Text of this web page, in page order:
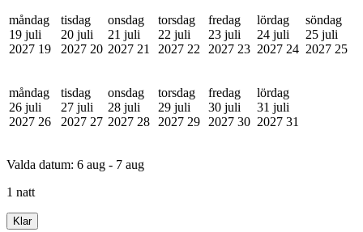
måndag
19 juli
2027 19
tisdag
20 juli
2027 20
onsdag
21 juli
2027 21
torsdag
22 juli
2027 22
fredag
23 juli
2027 23
lördag
24 juli
2027 24
söndag
25 juli
2027 25
måndag
26 juli
2027 26
tisdag
27 juli
2027 27
onsdag
28 juli
2027 28
torsdag
29 juli
2027 29
fredag
30 juli
2027 30
lördag
31 juli
2027 31
Valda datum: 6 aug - 7 aug
1 natt
Klar